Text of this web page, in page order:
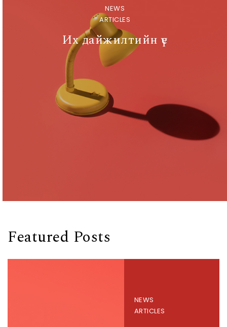
NEWS
ARTICLES
Их дайжилтийн үе
Featured Posts
NEWS
ARTICLES